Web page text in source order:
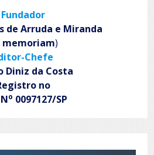
Fundador
de Arruda e Miranda
memoriam)
Chefe
Diniz da Costa
no
o 0097127/SP